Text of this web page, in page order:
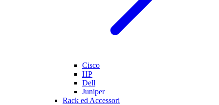
Cisco
HP
Dell
Juniper
Rack ed Accessori